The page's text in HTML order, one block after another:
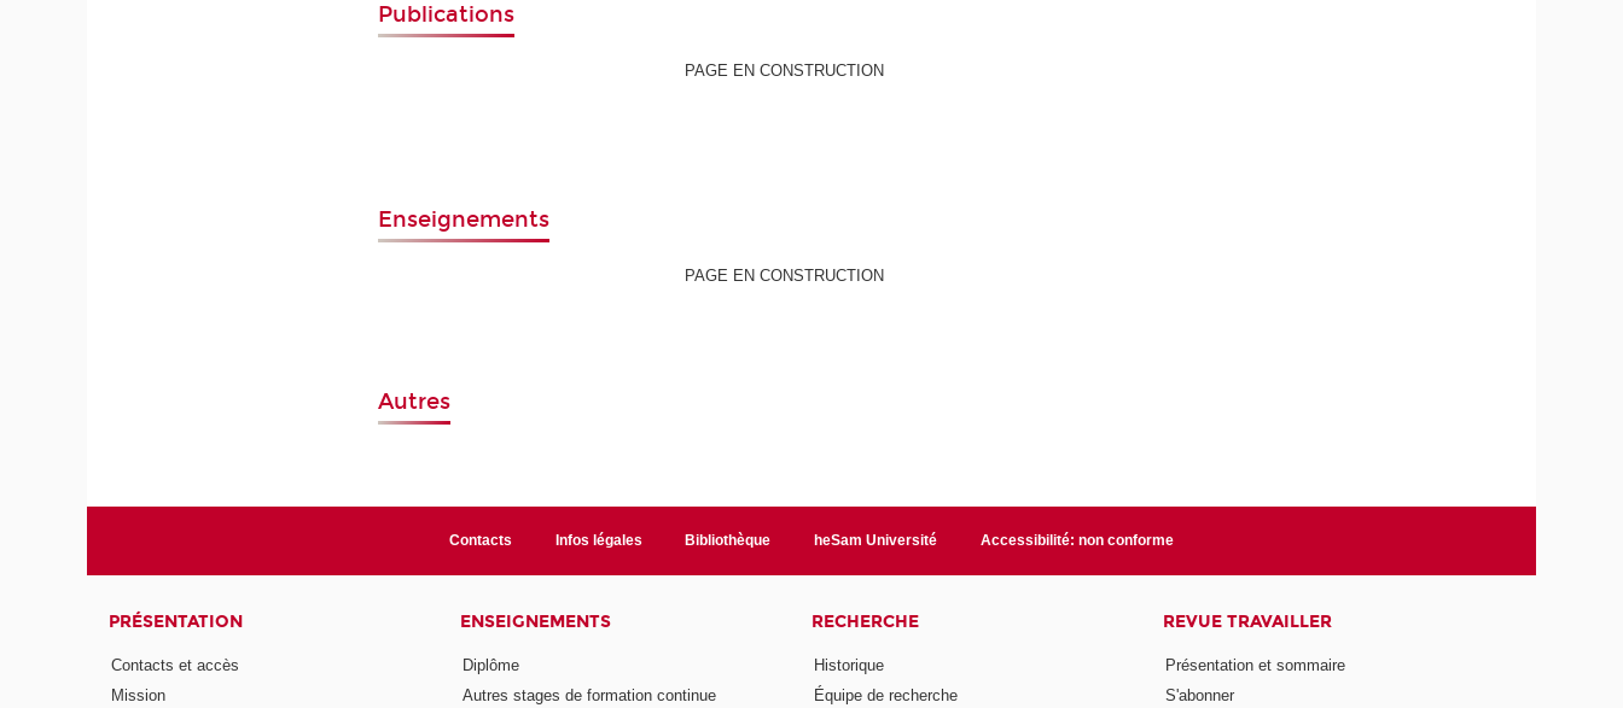
Publications
PAGE EN CONSTRUCTION
Enseignements
PAGE EN CONSTRUCTION
Autres
Contacts Infos légales Bibliothèque heSam Université Accessibilité: non conforme
PRÉSENTATION
Contacts et accès
Mission
ENSEIGNEMENTS
Diplôme
Autres stages de formation continue
RECHERCHE
Historique
Équipe de recherche
REVUE TRAVAILLER
Présentation et sommaire
S'abonner